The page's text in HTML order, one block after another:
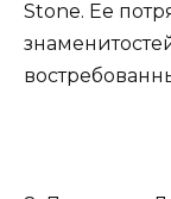
Stone. Ее